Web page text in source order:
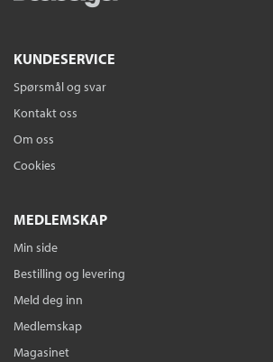
KUNDESERVICE
Spørsmål og svar
Kontakt oss
Om oss
Cookies
MEDLEMSKAP
Min side
Bestilling og levering
Meld deg inn
Medlemskap
Magasinet